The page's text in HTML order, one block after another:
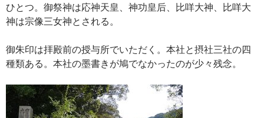
ひとつ。御祭神は応神天皇、神功皇后、比咩大神、比咩大
神は宗像三女神とされる。
御朱印は拝殿前の授与所でいただく。本社と摂社三社の四
種類ある。本社の墨書きが鳩でなかったのが少々残念。